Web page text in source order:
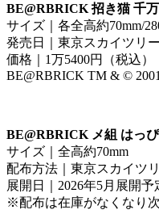
BE@RBRICK 招き猫 千
サイズ｜各全高約70mm/
発売日｜東京スカイツリ
価格｜1万5400円（税込）
BE@RBRICK TM & ©️
BE@RBRICK メ組 はっ
サイズ｜全高約70mm
配布方法｜東京スカイツ
展開日｜2026年5月展開予
※配布は在庫がなくなり